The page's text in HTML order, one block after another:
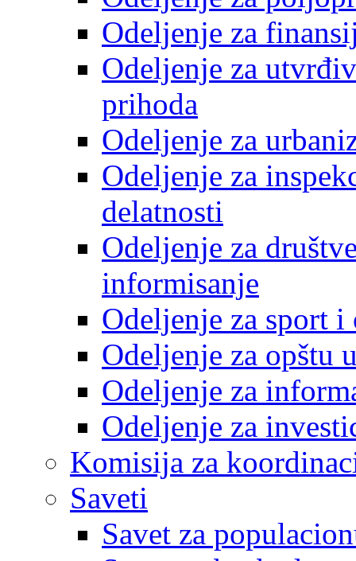
Odeljenje za
Odeljenje za
prihoda
Odeljenje za
Odeljenje za
delatnosti
Odeljenje za
informisanje
Odeljenje za sport
Odeljenje za opštu
Odeljenje za
Odeljenje za
Komisija za
Saveti
Savet za